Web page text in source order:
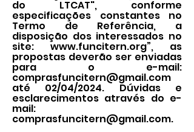
do LTCAT", conforme
especificações constantes no
Termo de Referência, a
disposição dos interessados no
site:www.funcitern.org”, as
propostas deverão ser enviadas
para o e-mail:
comprasfuncitern@gmail.com
até 02/04/2024. Dúvidas e
esclarecimentos através do e-
mail:
comprasfuncitern@gmail.com.